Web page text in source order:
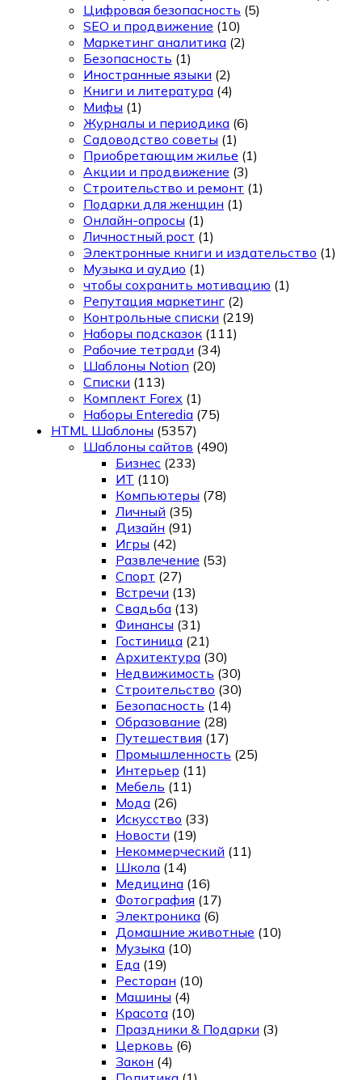
Цифровая безопасность (5)
SEO и продвижение (10)
Маркетинг аналитика (2)
Безопасность (1)
Иностранные языки (2)
Книги и литература (4)
Мифы (1)
Журналы и периодика (6)
Садоводство советы (1)
Приобретающим жилье (1)
Акции и продвижение (3)
Строительство и ремонт (1)
Подарки для женщин (1)
Онлайн-опросы (1)
Личностный рост (1)
Электронные книги и издательство (1)
Музыка и аудио (1)
чтобы сохранить мотивацию (1)
Репутация маркетинг (2)
Контрольные списки (219)
Наборы подсказок (111)
Рабочие тетради (34)
Шаблоны Notion (20)
Списки (113)
Комплект Forex (1)
Наборы Enteredia (75)
HTML Шаблоны (5357)
Шаблоны сайтов (490)
Бизнес (233)
ИТ (110)
Компьютеры (78)
Личный (35)
Дизайн (91)
Игры (42)
Развлечение (53)
Спорт (27)
Встречи (13)
Свадьба (13)
Финансы (31)
Гостиница (21)
Архитектура (30)
Недвижимость (30)
Строительство (30)
Безопасность (14)
Образование (28)
Путешествия (17)
Промышленность (25)
Интерьер (11)
Мебель (11)
Мода (26)
Искусство (33)
Новости (19)
Некоммерческий (11)
Школа (14)
Медицина (16)
Фотография (17)
Электроника (6)
Домашние животные (10)
Музыка (10)
Еда (19)
Ресторан (10)
Машины (4)
Красота (10)
Праздники & Подарки (3)
Церковь (6)
Закон (4)